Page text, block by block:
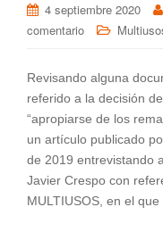
4 septiembre 2020
comentario
Revisando alguna
referido a la decisión
“apropiarse de los
un artículo publicado
de 2019 entrevistando
Javier Crespo con
MULTIUSOS, en el